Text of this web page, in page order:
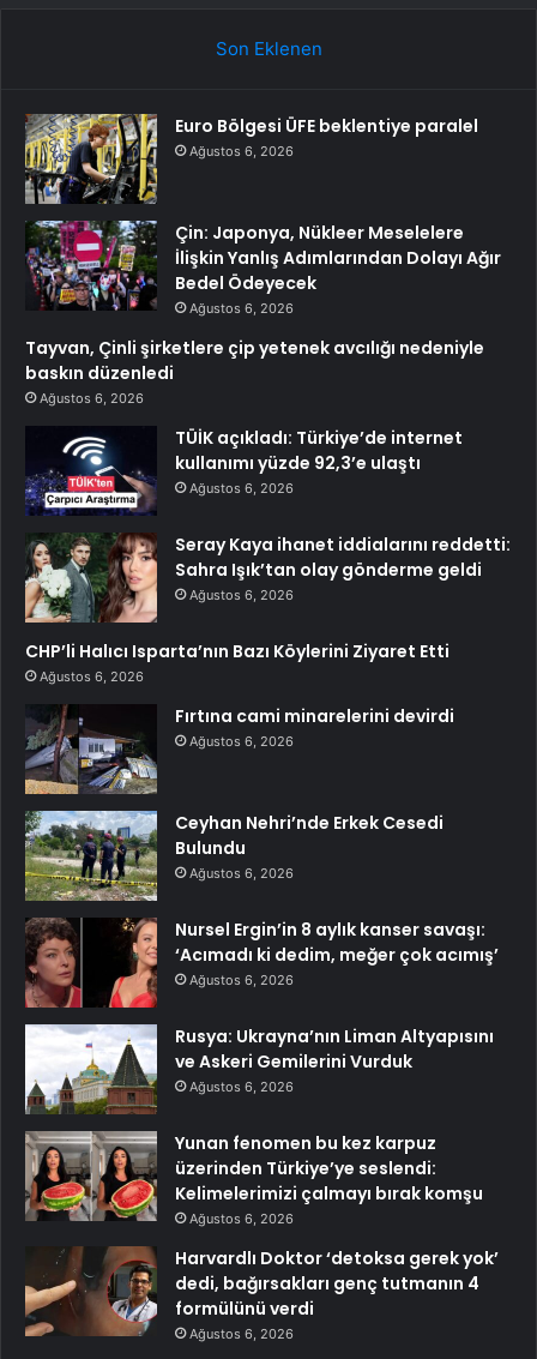
Son Eklenen
Euro Bölgesi ÜFE beklentiye paralel
Ağustos 6, 2026
Çin: Japonya, Nükleer Meselelere
İlişkin Yanlış Adımlarından Dolayı Ağır
Bedel Ödeyecek
Ağustos 6, 2026
Tayvan, Çinli şirketlere çip yetenek avcılığı nedeniyle
baskın düzenledi
Ağustos 6, 2026
TÜİK açıkladı: Türkiye’de internet
kullanımı yüzde 92,3’e ulaştı
Ağustos 6, 2026
Seray Kaya ihanet iddialarını reddetti:
Sahra Işık’tan olay gönderme geldi
Ağustos 6, 2026
CHP’li Halıcı Isparta’nın Bazı Köylerini Ziyaret Etti
Ağustos 6, 2026
Fırtına cami minarelerini devirdi
Ağustos 6, 2026
Ceyhan Nehri’nde Erkek Cesedi
Bulundu
Ağustos 6, 2026
Nursel Ergin’in 8 aylık kanser savaşı:
‘Acımadı ki dedim, meğer çok acımış’
Ağustos 6, 2026
Rusya: Ukrayna’nın Liman Altyapısını
ve Askeri Gemilerini Vurduk
Ağustos 6, 2026
Yunan fenomen bu kez karpuz
üzerinden Türkiye’ye seslendi:
Kelimelerimizi çalmayı bırak komşu
Ağustos 6, 2026
Harvardlı Doktor ‘detoksa gerek yok’
dedi, bağırsakları genç tutmanın 4
formülünü verdi
Ağustos 6, 2026